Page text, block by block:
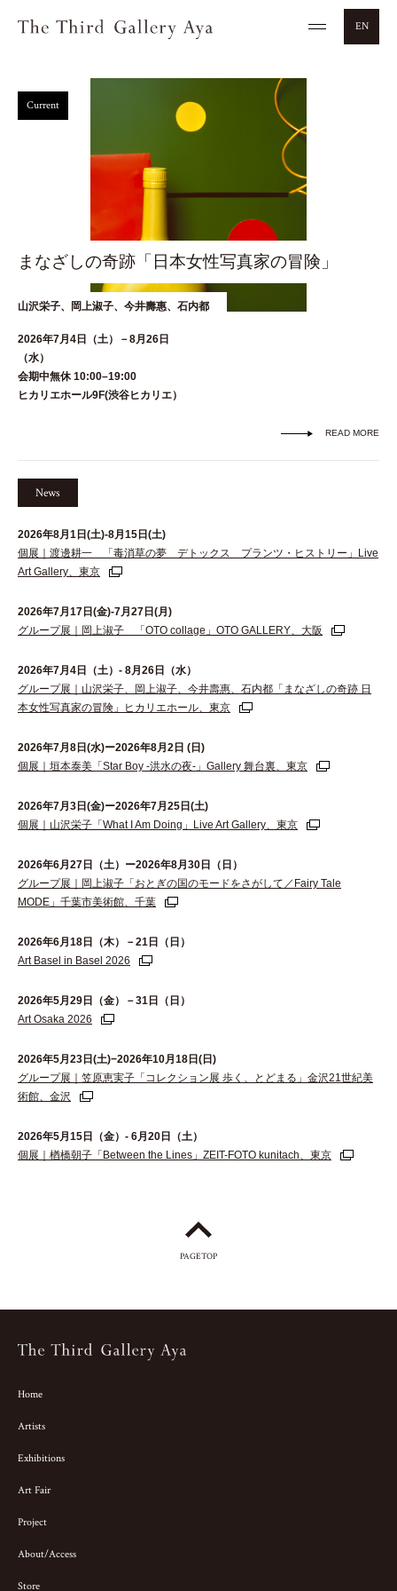
EN
まなざしの奇跡「日本女性写真家の冒険」
山沢栄子、岡上淑子、今井壽惠、石内都
Current
2026年7月4日（土）－8月26日
（水
会期中無休 10:00–19:00
ヒカリエホール9F(渋谷ヒカリエ）
READ MORE
News
2026年8月1日(土)-8月15日(土)
個展｜渡邊耕一 「毒消草の夢 デトックス プランツ・ヒストリー」Live
Art Gallery、東京
2026年7月17日(金)-7月27日(月)
グループ展｜岡上淑子 「OTO collage」OTO GALLERY、大阪
2026年7月4日（土）- 8月26日（水）
グループ展｜山沢栄子、岡上淑子、今井壽惠、石内都「まなざしの奇跡 日
本女性写真家の冒険」ヒカリエホール、東京
2026年7月8日(水)ー2026年8月2日 (日)
個展｜垣本泰美「Star Boy -洪水の夜-」Gallery 舞台裏、東京
2026年7月3日(金)ー2026年7月25日(土)
個展｜山沢栄子「What I Am Doing」Live Art Gallery、東京
2026年6⽉27⽇（⼟）ー2026年8⽉30⽇（⽇）
グループ展｜岡上淑子「おとぎの国のモードをさがして／Fairy Tale
MODE」千葉市美術館、千葉
2026年6月18日（木）－21日（日）
Art Basel in Basel 2026
2026年5月29日（金）－31日（日）
Art Osaka 2026
2026年5月23日(土)−2026年10月18日(日)
グループ展｜笠原恵実子「コレクション展 歩く、とどまる」金沢21世紀美
術館、金沢
2026年5月15日（金）- 6月20日（土）
個展｜楢橋朝子「Between the Lines」ZEIT-FOTO kunitach、東京
PAGETOP
Home
Artists
Exhibitions
Art Fair
Project
About/Access
Store